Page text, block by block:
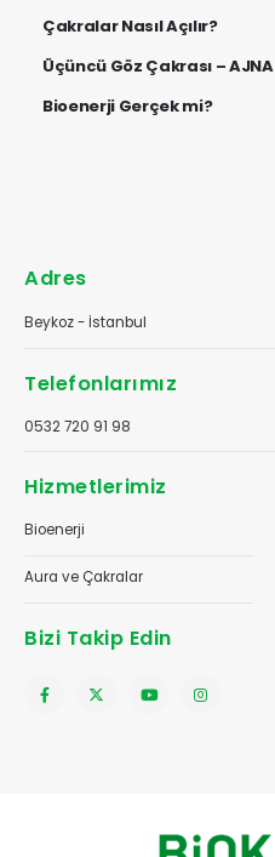
Çakralar Nasıl Açılır?
Üçüncü Göz Çakrası – AJNA
Bioenerji Gerçek mi?
Adres
Beykoz - İstanbul
Telefonlarımız
0532 720 91 98
Hizmetlerimiz
Bioenerji
Aura ve Çakralar
Bizi Takip Edin